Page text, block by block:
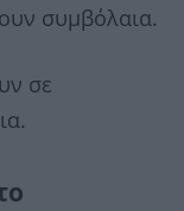
συμβόλαια.
σε